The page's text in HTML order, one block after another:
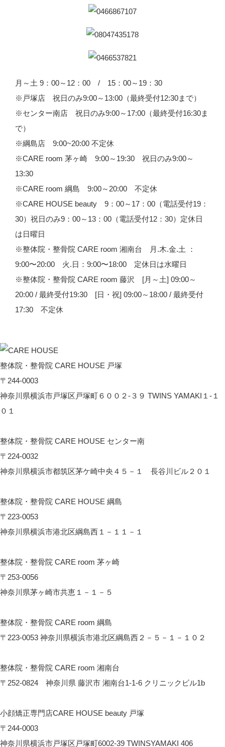
月～土 9：00～12：00 / 15：00～19：30
※戸塚店 祝日のみ9:00～13:00（最終受付12:30まで）
※センター南店 祝日のみ9:00～17:00（最終受付16:30ま
で）
※綱島店 9:00~20:00 不定休
※CARE room 茅ヶ崎 9:00～19:30 祝日のみ9:00～
13:30
※CARE room 綱島 9:00～20:00 不定休
※CARE HOUSE beauty 9：00～17：00（電話受付19：
30）祝日のみ9：00～13：00（電話受付12：30）定休日
は日曜日
※整体院・整骨院 CARE room 湘南台 月.木.金.土 ：
9:00〜20:00 火.日：9:00〜18:00 定休日は水曜日
※整体院・整骨院 CARE room 藤沢 [月～土] 09:00～
20:00 / 最終受付19:30 [日・祝] 09:00～18:00 / 最終受付
17:30 不定休
整体院・整骨院 CARE HOUSE 戸塚
〒244-0003
神奈川県横浜市戸塚区戸塚町６００２-３９ TWINS YAMAKI１-１
０１
整体院・整骨院 CARE HOUSE センター南
〒224-0032
神奈川県横浜市都筑区茅ケ崎中央４５－１ 長谷川ビル２０１
整体院・整骨院 CARE HOUSE 綱島
〒223-0053
神奈川県横浜市港北区綱島西１－１１－１
整体院・整骨院 CARE room 茅ヶ崎
〒253-0056
神奈川県茅ヶ崎市共恵１－１－５
整体院・整骨院 CARE room 綱島
〒223-0053 神奈川県横浜市港北区綱島西２－５－１－１０２
整体院・整骨院 CARE room 湘南台
〒252-0824 神奈川県 藤沢市 湘南台1-1-6 クリニックビル1b
小顔矯正専門店CARE HOUSE beauty 戸塚
〒244-0003
神奈川県横浜市戸塚区戸塚町6002-39 TWINSYAMAKI 406